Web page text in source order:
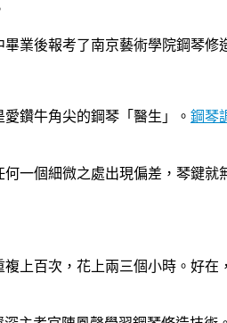
業後報考了南京藝術學院鋼琴修
鑽牛角尖的鋼琴「醫生」。 鋼琴
一個細微之處出現偏差，琴鍵就
上百次，花上兩三個小時。好在